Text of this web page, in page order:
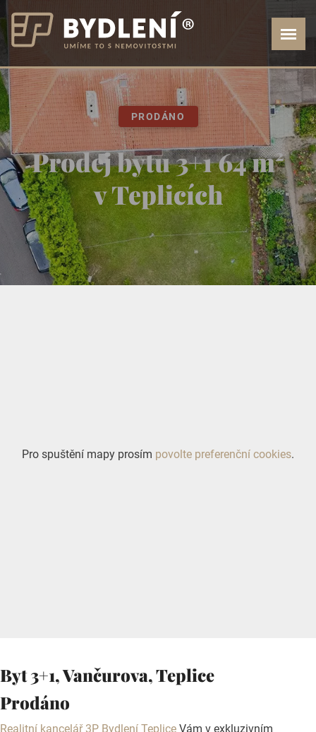
PRODÁNO
Prodej bytu 3+1 64 m²
v Teplicích
Pro spuštění mapy prosím povolte preferenční cookies.
Byt 3+1, Vančurova, Teplice
Prodáno
Realitní kancelář 3P Bydlení Teplice Vám v exkluzivním